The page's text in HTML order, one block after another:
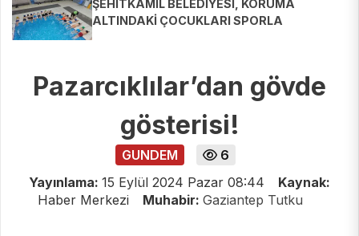
ŞEHİTKAMİL BELEDİYESİ, KORUMA
ALTINDAKİ ÇOCUKLARI SPORLA
Pazarcıklılar’dan gövde
gösterisi!
GUNDEM
6
Yayınlama: 15 Eylül 2024 Pazar 08:44
Kaynak:
Haber Merkezi
Muhabir: Gaziantep Tutku